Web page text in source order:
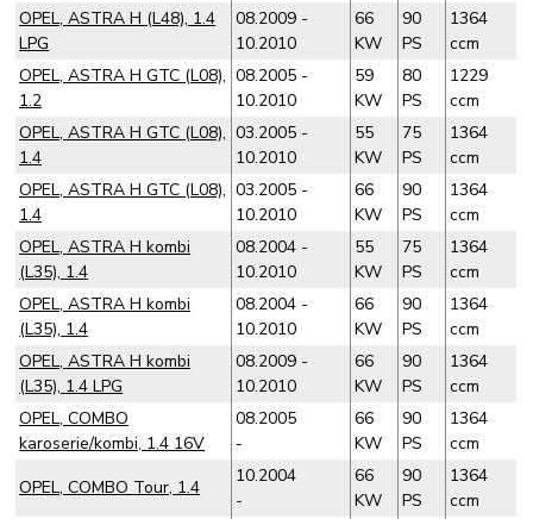
OPEL, ASTRA H (L48), 1.4
LPG
08.2009 -
10.2010
66
KW
90
PS
1364
ccm
OPEL, ASTRA H GTC (L08),
1.2
08.2005 -
10.2010
59
KW
80
PS
1229
ccm
OPEL, ASTRA H GTC (L08),
1.4
03.2005 -
10.2010
55
KW
75
PS
1364
ccm
OPEL, ASTRA H GTC (L08),
1.4
03.2005 -
10.2010
66
KW
90
PS
1364
ccm
OPEL, ASTRA H kombi
(L35), 1.4
08.2004 -
10.2010
55
KW
75
PS
1364
ccm
OPEL, ASTRA H kombi
(L35), 1.4
08.2004 -
10.2010
66
KW
90
PS
1364
ccm
OPEL, ASTRA H kombi
(L35), 1.4 LPG
08.2009 -
10.2010
66
KW
90
PS
1364
ccm
OPEL, COMBO
karoserie/kombi, 1.4 16V
08.2005
-
66
KW
90
PS
1364
ccm
OPEL, COMBO Tour, 1.4
10.2004
-
66
KW
90
PS
1364
ccm